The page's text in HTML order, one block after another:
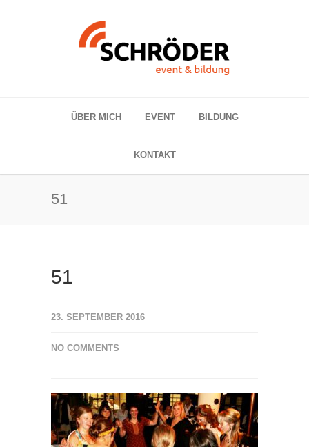
ÜBER MICH EVENT BILDUNG
KONTAKT
51
51
23. SEPTEMBER 2016
NO COMMENTS